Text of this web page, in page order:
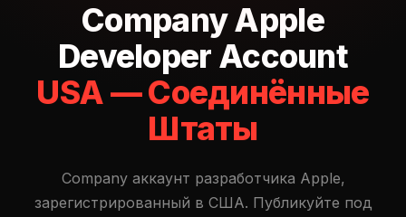
Company Apple
Developer Account
USA — Соединённые
Штаты
Company аккаунт разработчика Apple,
зарегистрированный в США. Публикуйте под